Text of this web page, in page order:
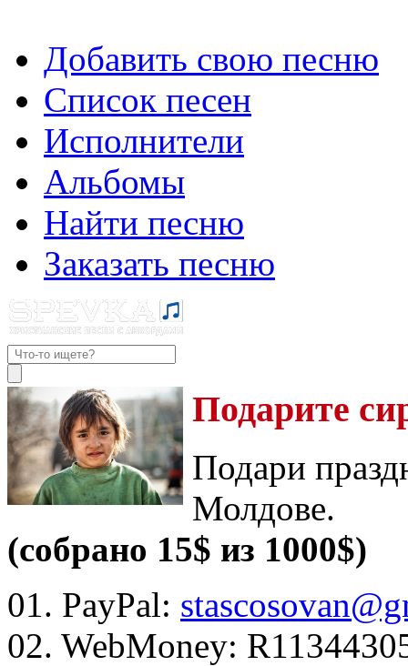
Добавить свою песню
Список песен
Исполнители
Альбомы
Найти песню
Заказать песню
Подарите
Подари
Молдове.
(собрано 15$ из 1000$)
01. PayPal:
02. WebMoney: